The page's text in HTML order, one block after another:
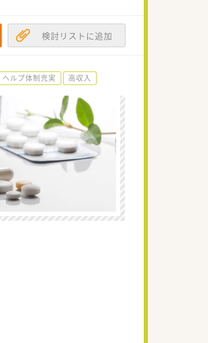
検討リストに追加
ヘルプ体制充実 高収入